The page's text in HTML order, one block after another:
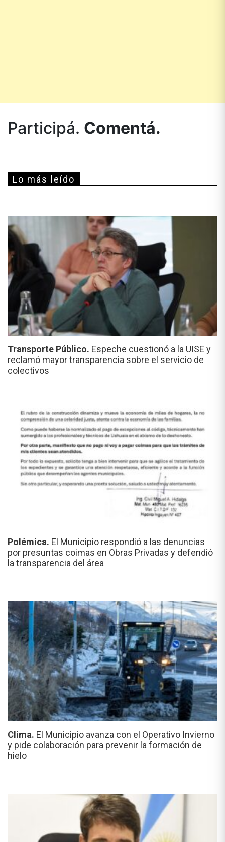
Participá. Comentá.
Lo más leído
Transporte Público. Espeche cuestionó a la UISE y
reclamó mayor transparencia sobre el servicio de
colectivos
Polémica. El Municipio respondió a las denuncias
por presuntas coimas en Obras Privadas y defendió
la transparencia del área
Clima. El Municipio avanza con el Operativo Invierno
y pide colaboración para prevenir la formación de
hielo